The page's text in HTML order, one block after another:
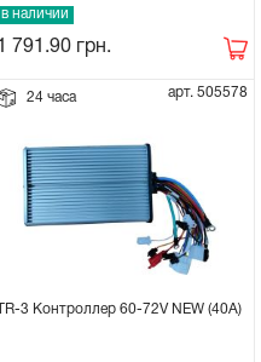
в наличии
1 791.90 грн.
24 часа арт. 505578
TR-3 Контроллер 60-72V NEW (40А)